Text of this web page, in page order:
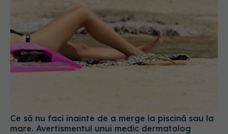
Ce să nu faci înainte de a merge la piscină sau la
mare. Avertismentul unui medic dermatolog